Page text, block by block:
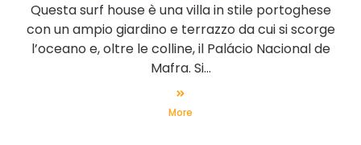
Questa surf house è una villa in stile portoghese
con un ampio giardino e terrazzo da cui si scorge
l’oceano e, oltre le colline, il Palácio Nacional de
Mafra. Si...
More